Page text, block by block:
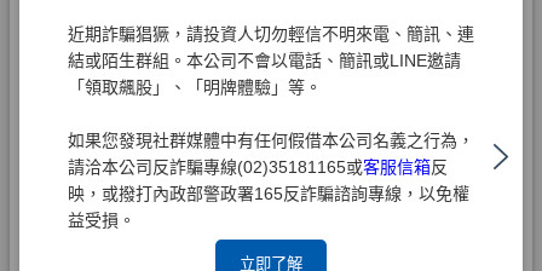
近期詐騙猖獗，請投資人切勿輕信不明來電、簡訊、連
結或陌生群組。本公司不會以電話、簡訊或LINE邀請
「領取飆股」、「明牌體驗」等。
如果您發現社群媒體中有任何假借本公司名義之行為，
請洽本公司反詐騙專線(02)35181165或客服信箱反
映，或撥打內政部警政署165反詐騙諮詢專線，以免權
益受損。
立即了解